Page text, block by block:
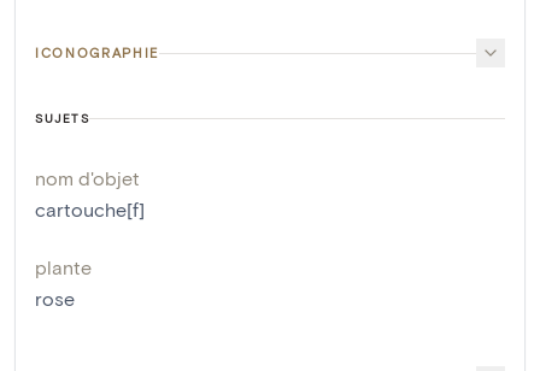
ICONOGRAPHIE
SUJETS
nom d'objet
cartouche[f]
plante
rose